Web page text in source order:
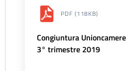
PDF (118KB)
Congiuntura
3° trimestre 2019